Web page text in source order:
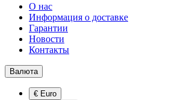
О нас
Информация о доставке
Гарантии
Новости
Контакты
Валюта
€ Euro